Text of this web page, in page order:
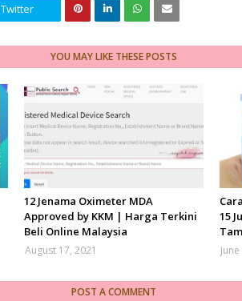
Twitter
YOU MAY LIKE THESE POSTS
12 Jenama Oximeter MDA
Approved by KKM | Harga Terkini
Beli Online Malaysia
August 17, 2021
15
POST A COMMENT